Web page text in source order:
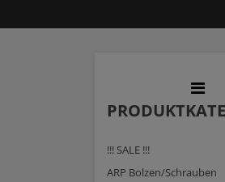
!!! SALE !!!
ARP Bolzen/Schrauben